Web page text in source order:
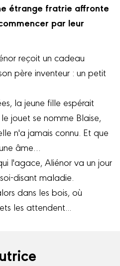
étrange fratrie affronte
par leur
reçoit un cadeau
père inventeur : un petit
la jeune fille espérait
jouet se nomme Blaise,
n'a jamais connu. Et que
âme…
l'agace, Aliénor va un jour
disant maladie.
dans les bois, où
les attendent...